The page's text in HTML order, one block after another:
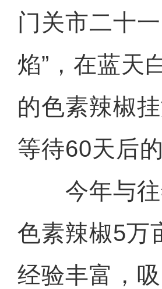
门关市二十
焰”，在蓝天
的色素辣椒
等待60天后的
今年与往
色素辣椒5万
经验丰富，